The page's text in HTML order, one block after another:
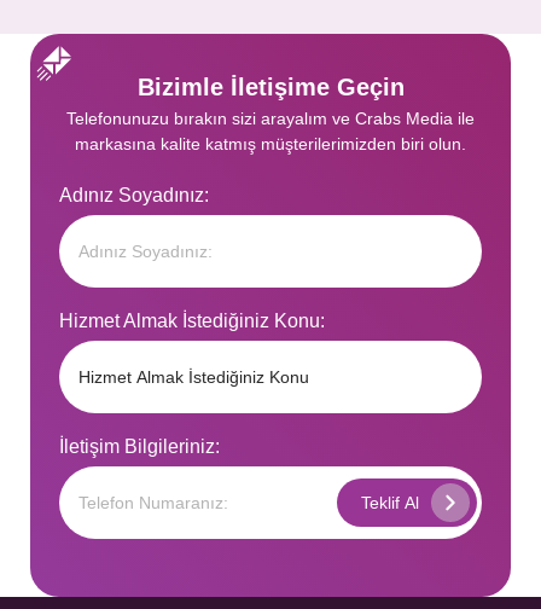
Bizimle İletişime Geçin
Telefonunuzu bırakın sizi arayalım ve Crabs Media ile
markasına kalite katmış müşterilerimizden biri olun.
Adınız Soyadınız:
Hizmet Almak İstediğiniz Konu:
İletişim Bilgileriniz: